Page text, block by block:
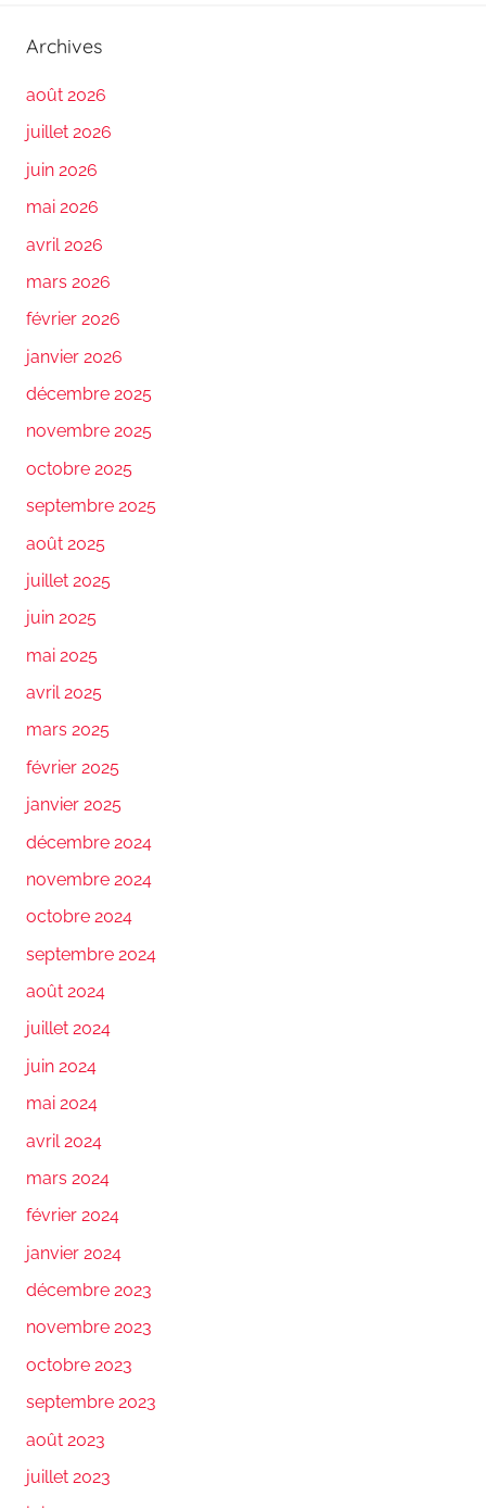
Archives
août 2026
juillet 2026
juin 2026
mai 2026
avril 2026
mars 2026
février 2026
janvier 2026
décembre 2025
novembre 2025
octobre 2025
septembre 2025
août 2025
juillet 2025
juin 2025
mai 2025
avril 2025
mars 2025
février 2025
janvier 2025
décembre 2024
novembre 2024
octobre 2024
septembre 2024
août 2024
juillet 2024
juin 2024
mai 2024
avril 2024
mars 2024
février 2024
janvier 2024
décembre 2023
novembre 2023
octobre 2023
septembre 2023
août 2023
juillet 2023